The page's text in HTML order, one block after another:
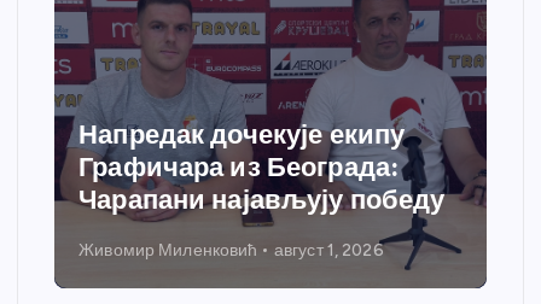
Спортски центар “Ћићевац”
добија савремени систем
грејања
Никола Петровић јул 31, 2026